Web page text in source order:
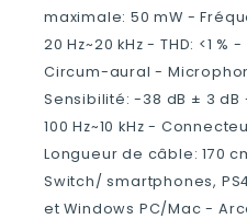
maximale: 50 mW -
20 Hz~20 kHz - THD: <1
Circum-aural -
Sensibilité: -38 dB ± 3
100 Hz~10 kHz -
Longueur de câble: 170
Switch/ smartphones,
et Windows PC/Mac -